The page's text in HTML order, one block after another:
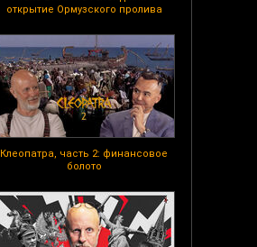
открытие Ормузского пролива
Клеопатра, часть 2: финансовое
болото